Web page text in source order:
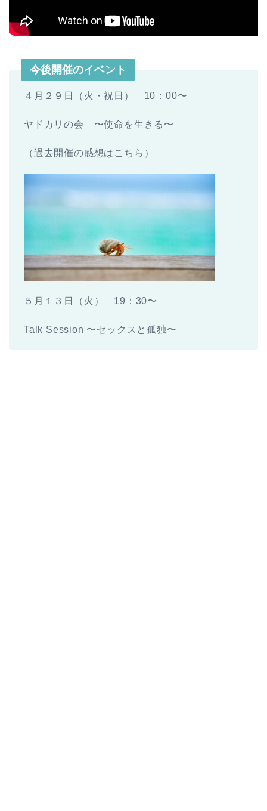
今後開催のイベント
４月２９日（火・祝日） 10：00〜
ヤドカリの会 〜使命を生きる〜
（過去開催の感想はこちら）
５月１３日（火） 19：30〜
Talk Session 〜セックスと孤独〜